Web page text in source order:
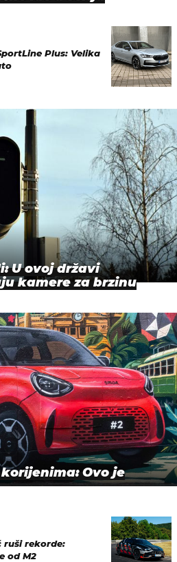
Plus: Velika
U ovoj državi
kamere za brzinu
Ovo je
ruši rekorde:
od M2